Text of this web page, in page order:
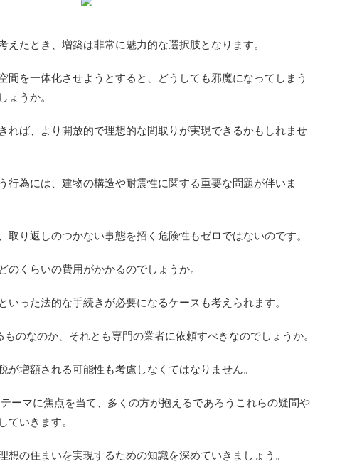
えたとき、増築は非常に魅力的な選択肢となります。
間を一体化させようとすると、どうしても邪魔になってしまう
ょうか。
れば、より開放的で理想的な間取りが実現できるかもしれませ
行為には、建物の構造や耐震性に関する重要な問題が伴いま
取り返しのつかない事態を招く危険性もゼロではないのです。
のくらいの費用がかかるのでしょうか。
いった法的な手続きが必要になるケースも考えられます。
のなのか、それとも専門の業者に依頼すべきなのでしょうか。
が増額される可能性も考慮しなくてはなりません。
ーマに焦点を当て、多くの方が抱えるであろうこれらの疑問や
ていきます。
想の住まいを実現するための知識を深めていきましょう。